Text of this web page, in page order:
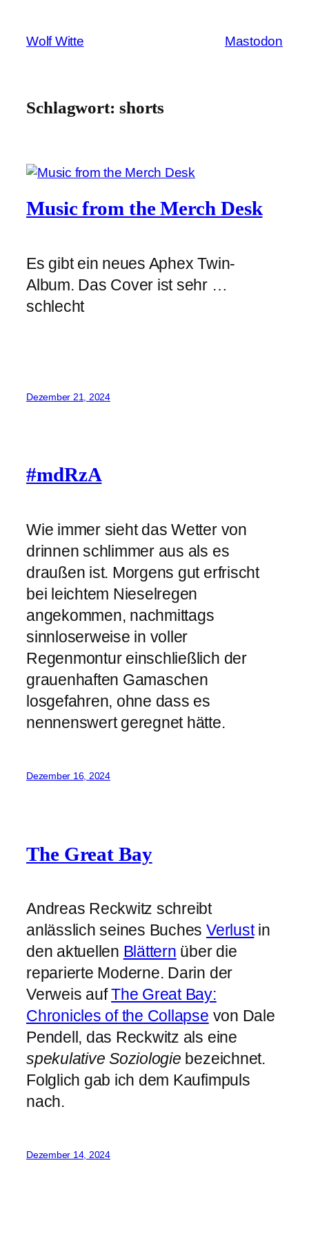
springen
Wolf Witte Mastodon
Schlagwort: shorts
Music from the Merch Desk
Es gibt ein neues Aphex Twin-
Album. Das Cover ist sehr …
schlecht
Dezember 21, 2024
#mdRzA
Wie immer sieht das Wetter von
drinnen schlimmer aus als es
draußen ist. Morgens gut erfrischt
bei leichtem Nieselregen
angekommen, nachmittags
sinnloserweise in voller
Regenmontur einschließlich der
grauenhaften Gamaschen
losgefahren, ohne dass es
nennenswert geregnet hätte.
Dezember 16, 2024
The Great Bay
Andreas Reckwitz schreibt
anlässlich seines Buches Verlustin
den aktuellen Blättern über die
reparierte Moderne. Darin der
Verweis aufThe Great Bay:
Chronicles of the Collapse von Dale
Pendell, das Reckwitz als eine
spekulative Soziologie bezeichnet.
Folglich gab ich dem Kaufimpuls
nach.
Dezember 14, 2024